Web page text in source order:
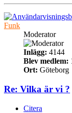
Funk
Moderator
Inlägg: 4144
Blev medlem:
Ort: Göteborg
Re: Vilka är vi ?
Citera